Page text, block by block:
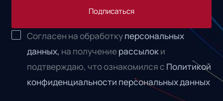
Подписаться
Согласен на обработкуперсональных
данных, на получениерассылоки
подтверждаю, что ознакомился с Политикой
конфиденциальности персональных данных